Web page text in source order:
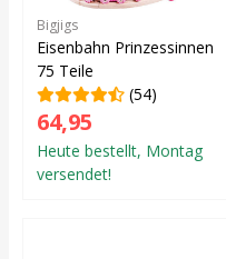
Bigjigs
Eisenbahn Prinzessinnen
75 Teile
(54)
64,95
Heute bestellt, Montag
versendet!